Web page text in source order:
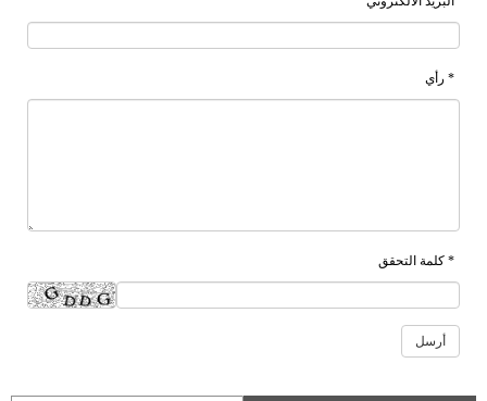
* رأي
* كلمة التحقق